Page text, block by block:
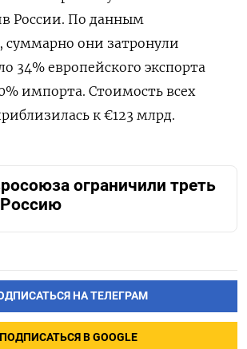
России. По данным
суммарно они затронули
34% европейского экспорта
импорта. Стоимость всех
к €123 млрд.
ограничили треть
НА ТЕЛЕГРАМ
ПОДПИСАТЬСЯ В GOOGLE